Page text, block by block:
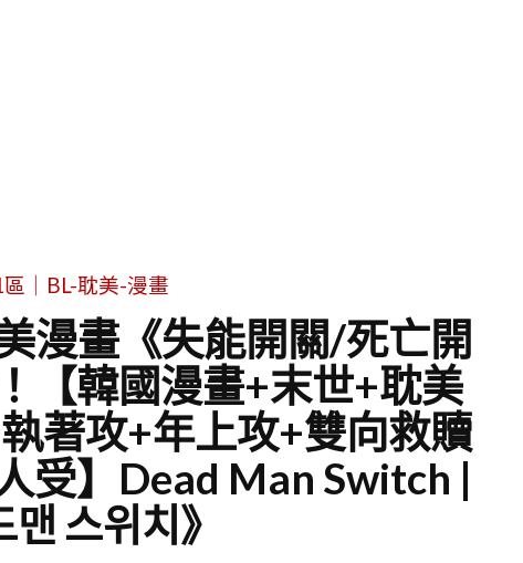
區｜BL-耽美-漫畫
漫畫《失能開關/死亡開
【韓國漫畫+末世+耽美
著攻+年上攻+雙向救贖
受】Dead Man Switch |
맨 스위치》